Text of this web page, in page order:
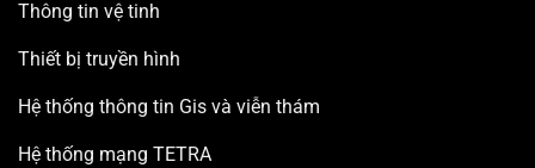
Thông tin vệ tinh
Thiết bị truyền hình
Hệ thống thông tin Gis và viễn thám
Hệ thống mạng TETRA